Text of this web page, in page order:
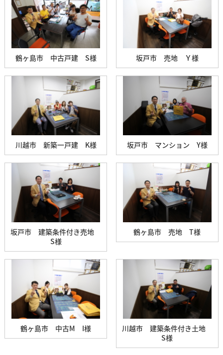
鶴ヶ島市 中古戸建 S様 坂戸市 売地 Ｙ様
川越市 新築一戸建 K様 坂戸市 マンション Y様
坂戸市 建築条件付き売地
S様
鶴ヶ島市 売地 T様
鶴ヶ島市 中古M I様
川越市 建築条件付き土地
S様